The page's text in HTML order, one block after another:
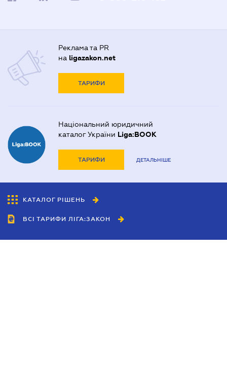
Реклама та PR
на ligazakon.net
ТАРИФИ
Національний юридичний
каталог України Liga:BOOK
ТАРИФИ ДЕТАЛЬНІШЕ
КАТАЛОГ РІШЕНЬ
ВСІ ТАРИФИ ЛІГА:ЗАКОН